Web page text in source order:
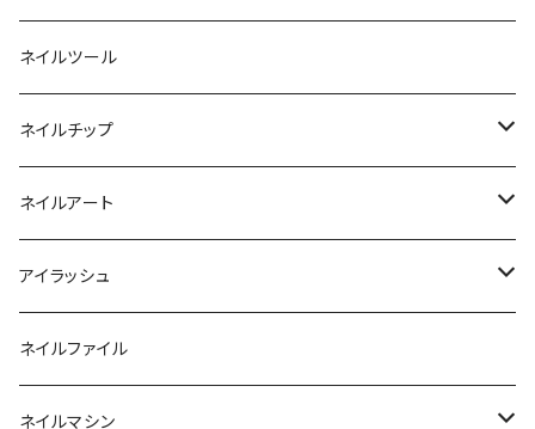
カラージェル
ベーシックカラージェル
マグネットジェル
マグネット
その他
クリーナー
アセトン
エタノール
ネイルツール
ネイルチップ
ノーマルチップ
ソフトジェルチップ
ツール
ネイルアート
パール
パウダー
ストーン
アイラッシュ
まつげ
グルー/リムーバー
ネイルファイル
ネイルマシン